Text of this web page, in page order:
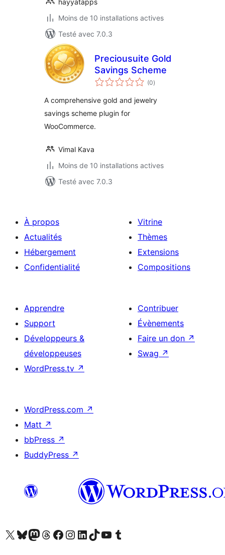
hayyatapps
Moins de 10 installations actives
Testé avec 7.0.3
Preciousuite Gold
Savings Scheme
(0notes
en
)
A comprehensive gold and jewelry
savings scheme plugin for
WooCommerce.
Vimal Kava
Moins de 10 installations actives
Testé avec 7.0.3
À propos
Actualités
Hébergement
Confidentialité
Vitrine
Thèmes
Extensions
Compositions
Apprendre
Support
Développeurs &
développeuses
WordPress.tv ↗
Contribuer
Évènements
Faire un don ↗
Swag ↗
WordPress.com ↗
Matt ↗
bbPress ↗
BuddyPress ↗
Visitez notre compte X (précédemment Twitter)
Visiter notre compte Bluesky
Visiter notre compte Mastodon
Visiter notre compte Threads
Consulter notre compte Facebook
Consulter notre compte Instagram
Consulter notre compte LinkedIn
Visiter notre compte TokTok
Visiter notre chaîne YouTube
Visiter notre compte Tumblr